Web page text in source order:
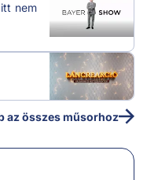
nem
az összes műsorhoz